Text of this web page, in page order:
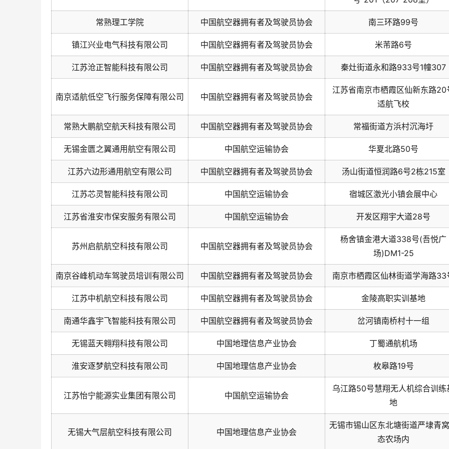
常熟理工学院 中国航空器拥有者及驾驶员协会 南三环路99号
镇江兴业电气科技有限公司 中国航空器拥有者及驾驶员协会 米芾路6号
江苏沧正智能科技有限公司 中国航空器拥有者及驾驶员协会 秦灶街道永和路933号1幢307
南京适航低空飞行服务保障有限公司 中国航空器拥有者及驾驶员协会
江苏省南京市栖霞区仙新东路20
适航飞校
常熟大鹏航空航天科技有限公司 中国航空器拥有者及驾驶员协会 常福街道方浜村沉海圩
无锡金匮之翼通用航空有限公司 中国航空运输协会 华夏北路50号
江苏六边形通用航空有限公司 中国航空器拥有者及驾驶员协会 汤山街道恒润路6号2栋215室
江苏芯灵智能科技有限公司 中国航空运输协会 宿城区激光小镇会展中心
江苏省淮安市保安服务有限公司 中国航空运输协会 开发区翔宇大道28号
苏州启航航空科技有限公司 中国航空器拥有者及驾驶员协会
杨舍镇金港大道338号(吾悦广
场)DM1-25
南京谷峰机动车驾驶员培训有限公司 中国航空器拥有者及驾驶员协会 南京市栖霞区仙林街道学海路33
江苏中机航空科技有限公司 中国航空器拥有者及驾驶员协会 金陵高职实训基地
南通华鑫宇飞智能科技有限公司 中国航空器拥有者及驾驶员协会 岔河镇南桥村十一组
无锡蓝天翱翔科技有限公司 中国地理信息产业协会 丁蜀通航机场
淮安逐梦航空科技有限公司 中国地理信息产业协会 枚皋路19号
江苏怡宁能源实业集团有限公司 中国航空运输协会
乌江路50号慧翔无人机综合训练
地
无锡大气层航空科技有限公司 中国地理信息产业协会
无锡市锡山区东北塘街道严埭青
态农场内